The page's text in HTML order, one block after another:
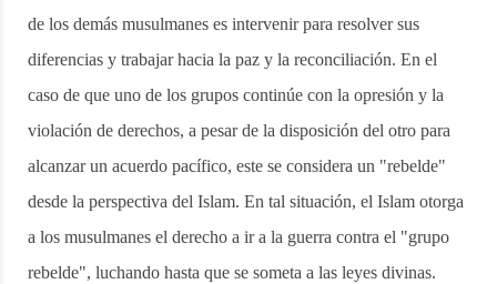
de los demás musulmanes es intervenir para resolver sus
diferencias y trabajar hacia la paz y la reconciliación. En el
caso de que uno de los grupos continúe con la opresión y la
violación de derechos, a pesar de la disposición del otro para
alcanzar un acuerdo pacífico, este se considera un "rebelde"
desde la perspectiva del Islam. En tal situación, el Islam otorga
a los musulmanes el derecho a ir a la guerra contra el "grupo
rebelde", luchando hasta que se someta a las leyes divinas.